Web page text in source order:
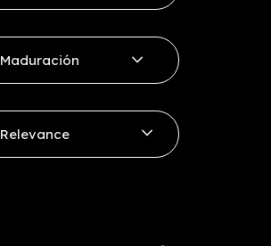
Maduración
Relevance